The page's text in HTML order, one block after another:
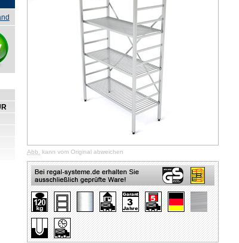
Abb. kann vom Original abweichen